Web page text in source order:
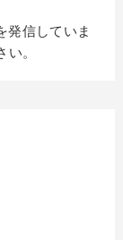
発信していま
。